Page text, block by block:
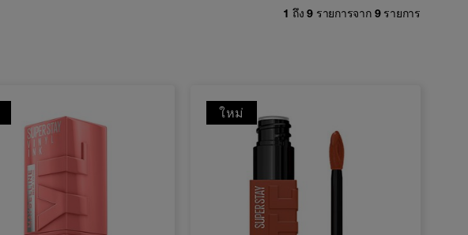
1 ถึง9รายการจาก 9รายการ
ใหม่